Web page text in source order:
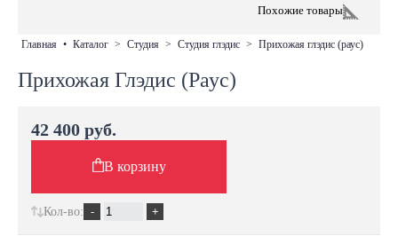
Похожие товары
главная • каталог > студия > студия глэдис > прихожая глэдис (раус)
Прихожая Глэдис (Раус)
42 400 руб.
В корзину
Кол-во: